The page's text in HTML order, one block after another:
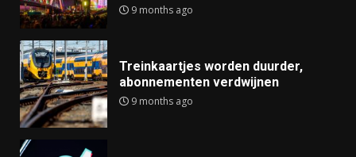
9 months ago
Treinkaartjes worden duurder,
abonnementen verdwijnen
9 months ago